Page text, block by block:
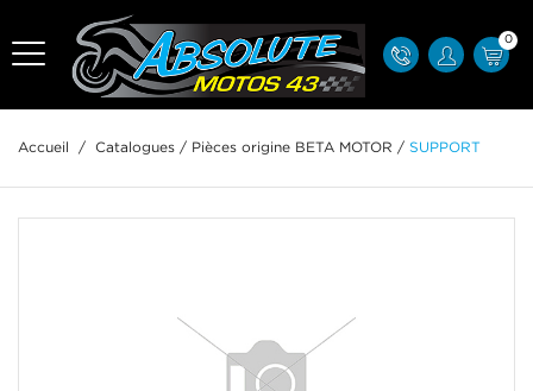
0
Accueil / Catalogues / Pièces origine BETA MOTOR / SUPPORT